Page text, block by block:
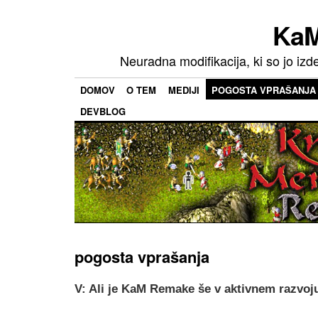
Neuradna modifikacija, ki so jo
DOMOV O TEM MEDIJI
POGOSTA VPRAŠANJA
DEVBLOG
pogosta vprašanja
V: Ali je KaM Remake še v aktivnem